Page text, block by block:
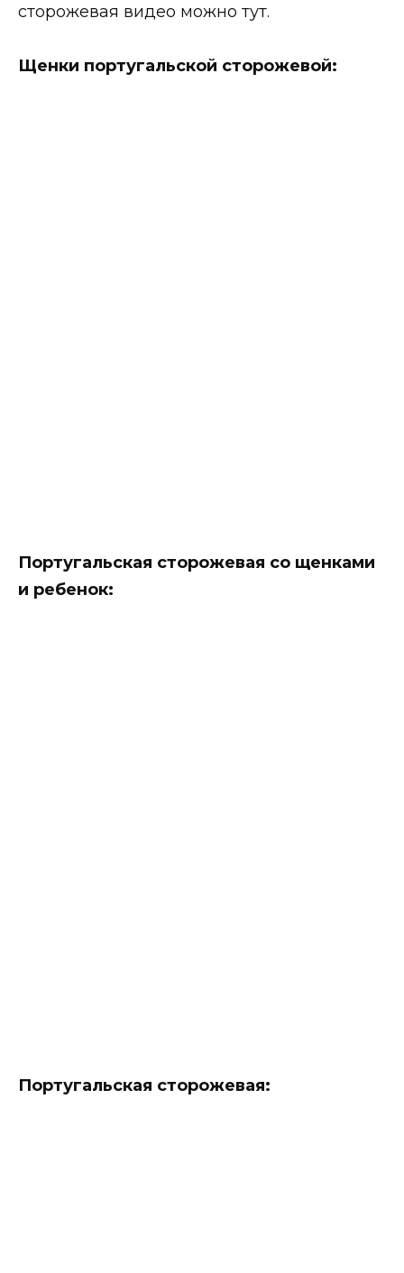
сторожевая видео можно тут.
Щенки португальской сторожевой:
Португальская сторожевая со щенками
и ребенок:
Португальская сторожевая: